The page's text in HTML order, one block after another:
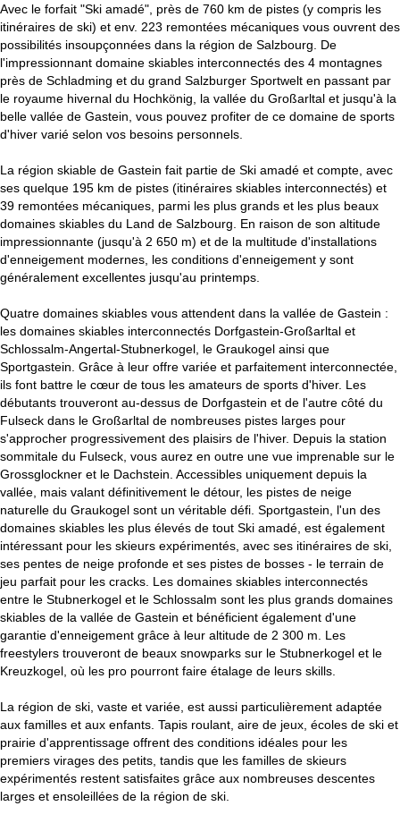
i
l
Avec le forfait "Ski amadé", près de 760 km de pistes (y compris les
itinéraires de ski) et env. 223 remontées mécaniques vous ouvrent des
possibilités insoupçonnées dans la région de Salzbourg. De
l'impressionnant domaine skiables interconnectés des 4 montagnes
près de Schladming et du grand Salzburger Sportwelt en passant par
le royaume hivernal du Hochkönig, la vallée du Großarltal et jusqu'à la
belle vallée de Gastein, vous pouvez profiter de ce domaine de sports
d'hiver varié selon vos besoins personnels.
La région skiable de Gastein fait partie de Ski amadé et compte, avec
ses quelque 195 km de pistes (itinéraires skiables interconnectés) et
39 remontées mécaniques, parmi les plus grands et les plus beaux
domaines skiables du Land de Salzbourg. En raison de son altitude
impressionnante (jusqu'à 2 650 m) et de la multitude d'installations
d'enneigement modernes, les conditions d'enneigement y sont
généralement excellentes jusqu'au printemps.
Quatre domaines skiables vous attendent dans la vallée de Gastein :
les domaines skiables interconnectés Dorfgastein-Großarltal et
Schlossalm-Angertal-Stubnerkogel, le Graukogel ainsi que
Sportgastein. Grâce à leur offre variée et parfaitement interconnectée,
ils font battre le cœur de tous les amateurs de sports d'hiver. Les
débutants trouveront au-dessus de Dorfgastein et de l'autre côté du
Fulseck dans le Großarltal de nombreuses pistes larges pour
s'approcher progressivement des plaisirs de l'hiver. Depuis la station
sommitale du Fulseck, vous aurez en outre une vue imprenable sur le
Grossglockner et le Dachstein. Accessibles uniquement depuis la
vallée, mais valant définitivement le détour, les pistes de neige
naturelle du Graukogel sont un véritable défi. Sportgastein, l'un des
domaines skiables les plus élevés de tout Ski amadé, est également
intéressant pour les skieurs expérimentés, avec ses itinéraires de ski,
ses pentes de neige profonde et ses pistes de bosses - le terrain de
jeu parfait pour les cracks. Les domaines skiables interconnectés
entre le Stubnerkogel et le Schlossalm sont les plus grands domaines
skiables de la vallée de Gastein et bénéficient également d'une
garantie d'enneigement grâce à leur altitude de 2 300 m. Les
freestylers trouveront de beaux snowparks sur le Stubnerkogel et le
Kreuzkogel, où les pro pourront faire étalage de leurs skills.
La région de ski, vaste et variée, est aussi particulièrement adaptée
aux familles et aux enfants. Tapis roulant, aire de jeux, écoles de ski et
prairie d'apprentissage offrent des conditions idéales pour les
premiers virages des petits, tandis que les familles de skieurs
expérimentés restent satisfaites grâce aux nombreuses descentes
larges et ensoleillées de la région de ski.